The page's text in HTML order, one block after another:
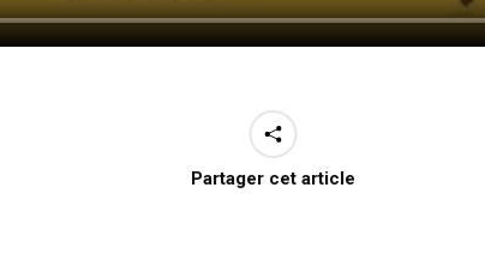
Partager cet article